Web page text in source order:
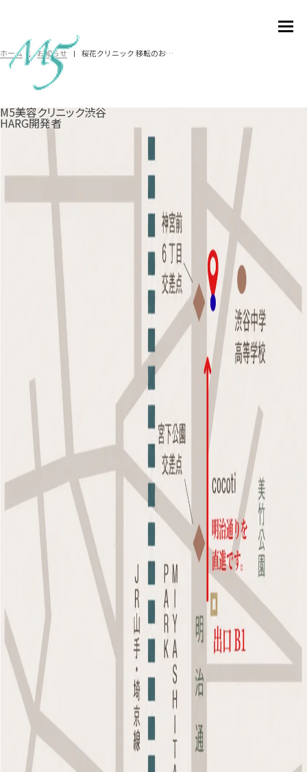
M5美容クリニック渋谷
HARG開発者
ホーム お知らせ 桜花クリニック 移転のお知らせ
2026.05.15 お知らせ
桜花クリニック 移転のお知らせ
いつも桜花クリニックをご利用いただき、誠にありがとうござい
このたび当院は、これまでの薄毛治療を引き続き、さらに幅広い
美容医療をご提供できる体制を整え、渋谷へ移転 することとなり
「M5美容クリニック渋谷」 として開院いたします。
これまで桜花クリニックをご愛顧いただいた皆様に、心より感謝
申し上げます。
新しい環境では、これまで培ってきた薄毛治療の専門性を大切に
しながら、より充実した医療・サービスをご提供できるよう努め
てまいります。
【新クリニックについて】
クリニック名
M5美容クリニック渋谷
オープン日
2026年7月10日（金）
〒150-0001
東京都渋谷区神宮前6-19-16
宮下パークビル8F
アクセス
・東京メトロ副都心線 渋谷駅 B1出口 徒歩4分
・JR山手線 渋谷駅 徒歩8分
・東京メトロ千代田線、副都心線 明治神宮前（原宿）駅
徒歩10分
電話番号
0120-526-376
診療時間
10:00〜18:00
休診日
日曜日・不定休
【桜花クリニックでの診療について】